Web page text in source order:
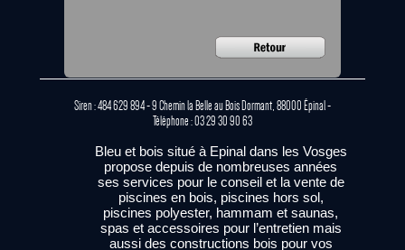
Siren : 484 629 894 - 9 Chemin la Belle au Bois Dormant, 88000 Épinal -
Téléphone : 03 29 30 90 63
Bleu et bois situé à Epinal dans les Vosges
propose depuis de nombreuses années
ses services pour le conseil et la vente de
piscines en bois, piscines hors sol,
piscines polyester, hammam et saunas,
spas et accessoires pour l’entretien mais
aussi des constructions bois pour vos